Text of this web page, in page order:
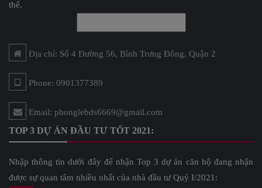
thể.
Địa chỉ: Số 4 Đường 56, Bình Trưng Đông, Quận 2
Phone: 0901377389
Email: phonglebds6669@gmail.com
TOP 3 DỰ ÁN ĐẦU TƯ TỐT 2021:
Nhập thông tin dưới đây để nhận Top 3 dự án căn hộ đang nhận
được sự quan tâm nhiều nhất của nhà đầu tư Quý I/2021: